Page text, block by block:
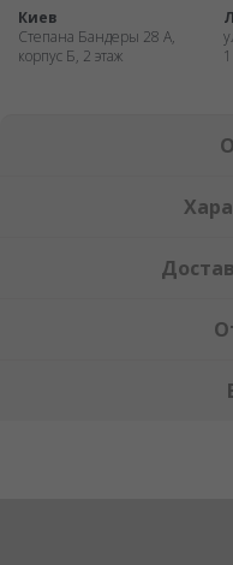
Киев
Степана Бандеры 28 А,
корпус Б, 2 этаж